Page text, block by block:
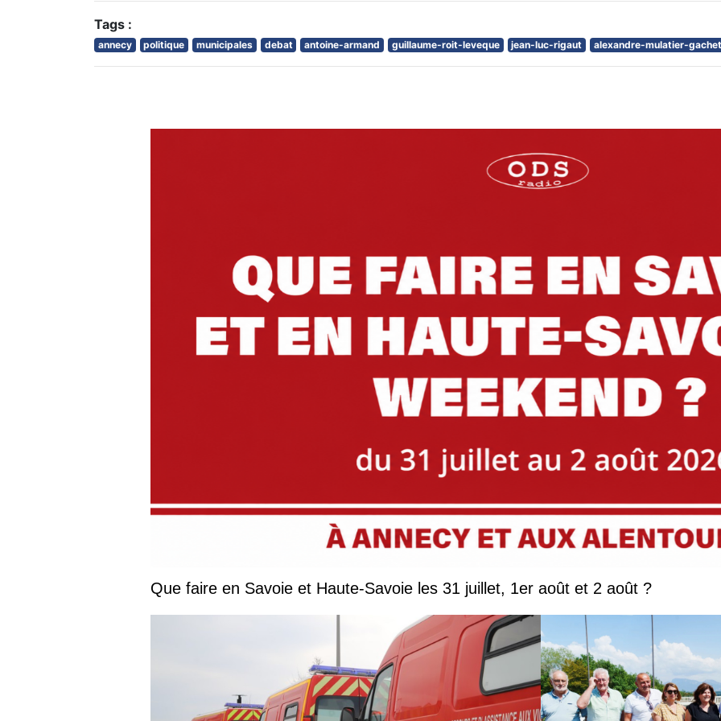
Tags :
annecy politique municipales debat antoine-armand guillaume-roit-leveque jean-luc-rigaut alexandre-mulatier-gachet
Que faire en Savoie et Haute-Savoie les 31 juillet, 1er août et 2 août ?